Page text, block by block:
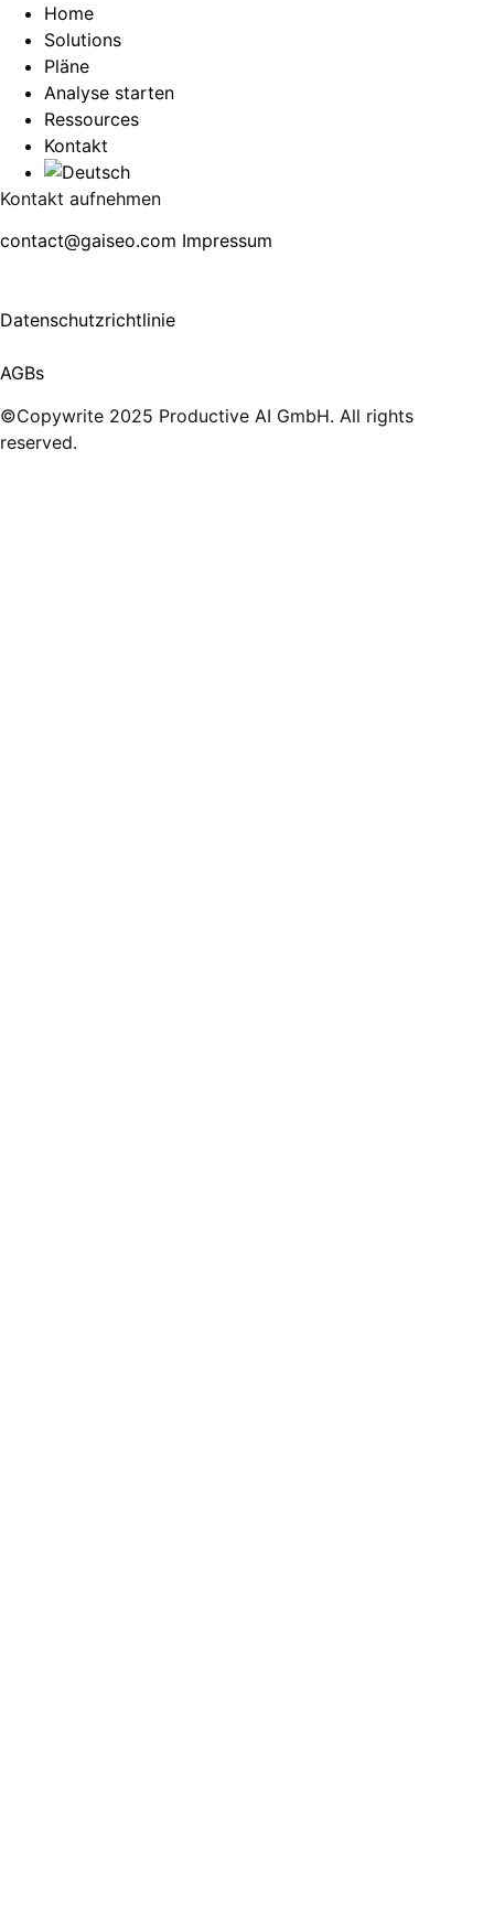
Home
Solutions
Pläne
Analyse starten
Ressources
Kontakt
Kontakt aufnehmen
contact@gaiseo.com Impressum
Datenschutzrichtlinie
AGBs
©Copywrite 2025 Productive AI GmbH. All rights
reserved.